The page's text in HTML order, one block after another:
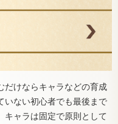
だけならキャラなどの育成
いない初心者でも最後まで
キャラは固定で原則として